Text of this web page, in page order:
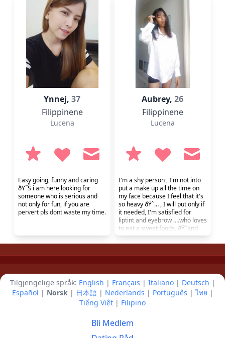
Ynnej,37
Filippinene
Lucena
Easy going, funny and caring
ðŸ˜Š i am here looking for
someone who is serious and
not only for fun, if you are
pervert pls dont waste my time.
Aubrey,26
Filippinene
Lucena
I'm a shy person , I'm not into
put a make up all the time on
my face because I feel that it's
so heavy ðŸ˜… , I will put only if
it needed, I'm satisfied for
liptint and eyebrow ....who loves
to eat a sweet foods, ðŸ˜and
love to watch a historical
Korean drama ...and of course
goes into marriage , I w...
Tilgjengelige språk: English | Français | Italiano| Deutsch |
Español | Norsk| 日本語| Nederlands | Português |ไทย |
Tiếng Việt | Filipino
Bli Medlem